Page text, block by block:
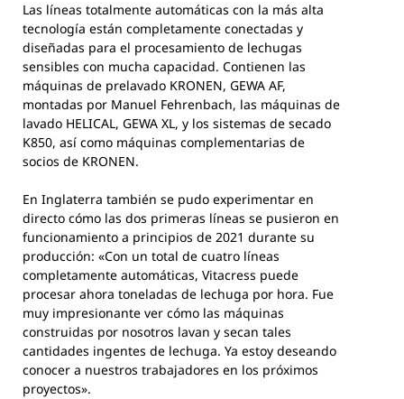
Las líneas totalmente automáticas con la más alta
tecnología están completamente conectadas y
diseñadas para el procesamiento de lechugas
sensibles con mucha capacidad. Contienen las
máquinas de prelavado KRONEN, GEWA AF,
montadas por Manuel Fehrenbach, las máquinas de
lavado HELICAL, GEWA XL, y los sistemas de secado
K850, así como máquinas complementarias de
socios de KRONEN.
En Inglaterra también se pudo experimentar en
directo cómo las dos primeras líneas se pusieron en
funcionamiento a principios de 2021 durante su
producción: «Con un total de cuatro líneas
completamente automáticas, Vitacress puede
procesar ahora toneladas de lechuga por hora. Fue
muy impresionante ver cómo las máquinas
construidas por nosotros lavan y secan tales
cantidades ingentes de lechuga. Ya estoy deseando
conocer a nuestros trabajadores en los próximos
proyectos».